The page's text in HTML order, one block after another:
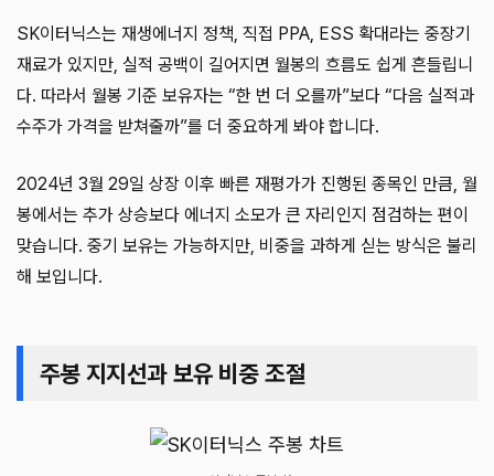
SK이터닉스는 재생에너지 정책, 직접 PPA, ESS 확대라는 중장기
재료가 있지만, 실적 공백이 길어지면 월봉의 흐름도 쉽게 흔들립니
다. 따라서 월봉 기준 보유자는 “한 번 더 오를까”보다 “다음 실적과
수주가 가격을 받쳐줄까”를 더 중요하게 봐야 합니다.
2024년 3월 29일 상장 이후 빠른 재평가가 진행된 종목인 만큼, 월
봉에서는 추가 상승보다 에너지 소모가 큰 자리인지 점검하는 편이
맞습니다. 중기 보유는 가능하지만, 비중을 과하게 싣는 방식은 불리
해 보입니다.
주봉 지지선과 보유 비중 조절